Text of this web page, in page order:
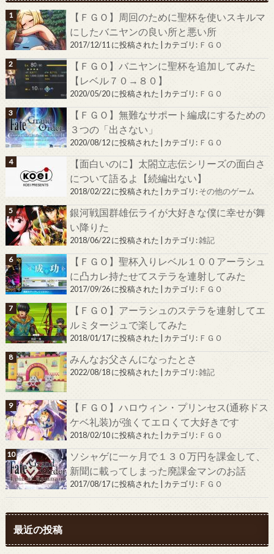
【ＦＧＯ】周回のために聖杯を使いスキルマ
にしたバニヤンの良い所と悪い所
2017/12/11 に投稿された カテゴリ: ＦＧＯ
【ＦＧＯ】バニヤンに聖杯を追加してみた
【レベル７０→８０】
2020/05/20 に投稿された カテゴリ: ＦＧＯ
【ＦＧＯ】無難なサポート編成にするための
３つの「出さない」
2020/08/12 に投稿された カテゴリ: ＦＧＯ
【面白いのに】太閤立志伝シリーズの面白さ
について語るよ【続編出ない】
2018/02/22 に投稿された カテゴリ:その他のゲーム
銀河戦国群雄伝ライが大好きな僕に幸せが舞
い降りた
2018/06/22 に投稿された カテゴリ:雑記
【ＦＧＯ】聖杯入りレベル１００アーラシュ
に凸カレ持たせてステラを連射してみた
2017/09/26 に投稿された カテゴリ: ＦＧＯ
【ＦＧＯ】アーラシュのステラを連射してエ
ルミタージュで楽してみた
2018/01/17 に投稿された カテゴリ: ＦＧＯ
みんなお父さんになったとさ
2022/08/18 に投稿された カテゴリ:雑記
【ＦＧＯ】ハロウィン・プリンセス(通称ドス
ケベ礼装)が強くてエロくて大好きです
2018/02/10 に投稿された カテゴリ: ＦＧＯ
ソシャゲに一ヶ月で１３０万円を課金して、
新聞に載ってしまった廃課金マンのお話
2017/08/17 に投稿された カテゴリ: ＦＧＯ
最近の投稿